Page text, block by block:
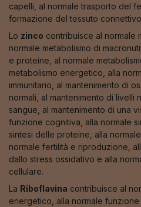
capelli, al normale trasporto del
formazione del tessuto
Lo zinco contribuisce al normale
normale metabolismo di
e proteine, al normale
metabolismo energetico, alla
immunitario, al mantenimento di
normali, al mantenimento di livelli
sangue, al mantenimento di una
funzione cognitiva, alla normale
sintesi delle proteine, alla
normale fertilità e riproduzione,
dallo stress ossidativo e alla
cellulare.
La Riboflavina contribuisce al
energetico, alla normale